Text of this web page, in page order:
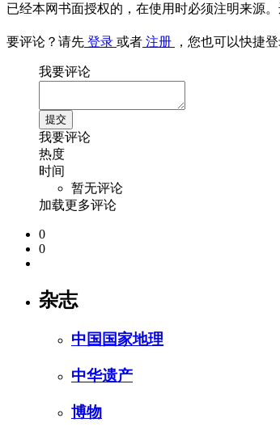
已经本网书面授权的，在使用时必须注明来源
要评论？请先 登录 或者 注册 ，您也可以快捷登
我要评论
我要评论
热度
时间
暂无评论
加载更多评论
0
0
杂志
中国国家地理
中华遗产
博物